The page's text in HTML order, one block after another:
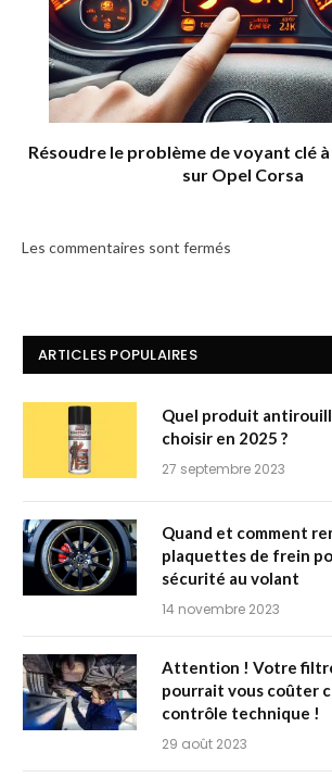
Résoudre le problème de voyant clé
sur Opel Corsa
Les commentaires sont fermés
ARTICLES POPULAIRES
Quel produit
choisir en 2025 ?
27 septembre 2023
Quand et comment
plaquettes de frein
sécurité au volant
14 novembre 2023
Attention ! Votre
pourrait vous coûter
contrôle technique !
29 août 2023